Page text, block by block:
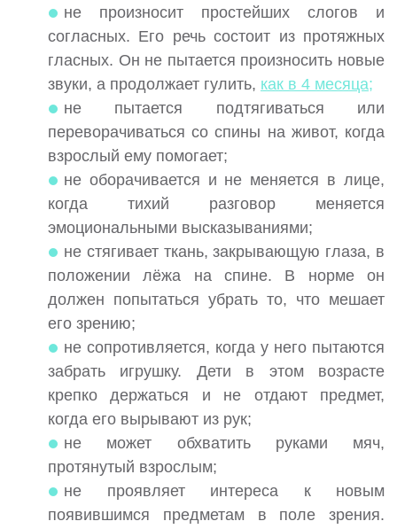
не произносит простейших слогов и
согласных. Его речь состоит из протяжных
гласных. Он не пытается произносить новые
звуки, а продолжает гулить, как в 4 месяца;
не пытается подтягиваться или
переворачиваться со спины на живот, когда
взрослый ему помогает;
не оборачивается и не меняется в лице,
когда тихий разговор меняется
эмоциональными высказываниями;
не стягивает ткань, закрывающую глаза, в
положении лёжа на спине. В норме он
должен попытаться убрать то, что мешает
его зрению;
не сопротивляется, когда у него пытаются
забрать игрушку. Дети в этом возрасте
крепко держаться и не отдают предмет,
когда его вырывают из рук;
не может обхватить руками мяч,
протянутый взрослым;
не проявляет интереса к новым
появившимся предметам в поле зрения.